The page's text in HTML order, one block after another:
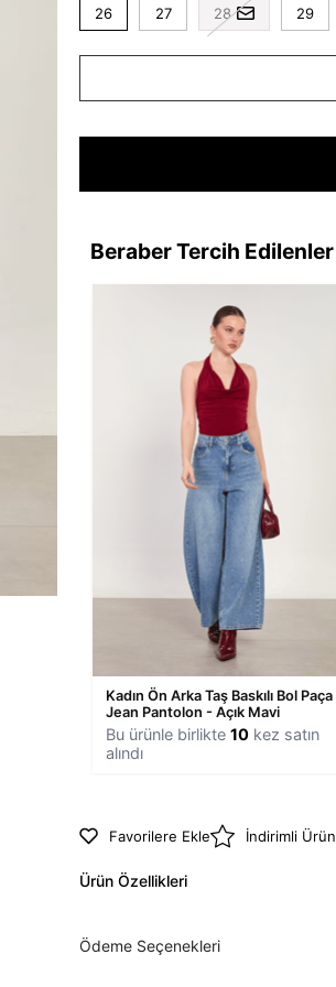
26 27 28 29
Beraber Tercih Edilenler
Kadın Ön Arka Taş Baskılı Bol Paça
Jean Pantolon - Açık Mavi
Bu ürünle birlikte 10 kez satın
alındı
Favorilere Ekle İndirimli Ürün
Ürün Özellikleri
Ödeme Seçenekleri